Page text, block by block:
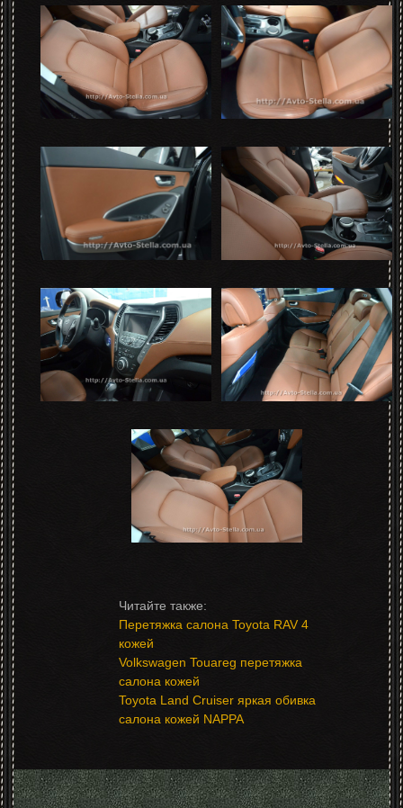
Перетяжка салона Toyota RAV 4
кожей
Volkswagen Touareg перетяжка
салона кожей
Toyota Land Cruiser яркая обивка
салона кожей NAPPA